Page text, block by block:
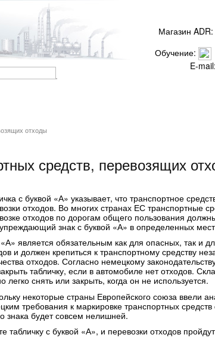
Магазин
Обучение:
E-
отходы
средств, перевозящих
с буквой «А» указывает, что транспортное
отходов. Во многих странах ЕС транспортные
отходов по дорогам общего пользования
знак с буквой «А» в определенных
является обязательным как для опасных, так и
и должен крепиться к транспортному средству
отходов. Согласно немецкому
табличку, если в автомобиле нет отходов.
легко снять или закрыть, когда он не используется.
некоторые страны Европейского союза ввели
требования к маркировке транспортных средств
знака будет совсем нелишней.
табличку с буквой «А», и перевозки отходов